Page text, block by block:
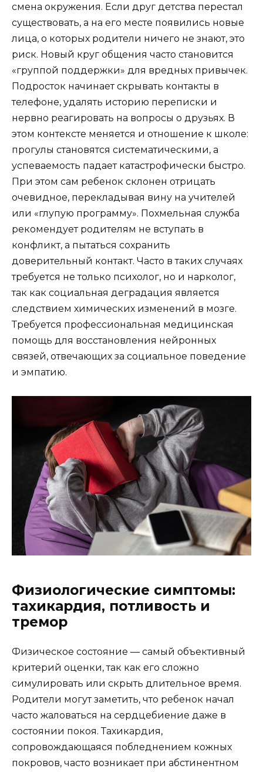
смена окружения. Если друг детства перестал
существовать, а на его месте появились новые
лица, о которых родители ничего не знают, это
риск. Новый круг общения часто становится
«группой поддержки» для вредных привычек.
Подросток начинает скрывать контакты в
телефоне, удалять историю переписки и
нервно реагировать на вопросы о друзьях. В
этом контексте меняется и отношение к школе:
прогулы становятся систематическими, а
успеваемость падает катастрофически быстро.
При этом сам ребенок склонен отрицать
очевидное, перекладывая вину на учителей
или «глупую программу». Похмельная служба
рекомендует родителям не вступать в
конфликт, а пытаться сохранить
доверительный контакт. Часто в таких случаях
требуется не только психолог, но и нарколог,
так как социальная деградация является
следствием химических изменений в мозге.
Требуется профессиональная медицинская
помощь для восстановления нейронных
связей, отвечающих за социальное поведение
и эмпатию.
Физиологические симптомы:
тахикардия, потливость и
тремор
Физическое состояние — самый объективный
критерий оценки, так как его сложно
симулировать или скрыть длительное время.
Родители могут заметить, что ребенок начал
часто жаловаться на сердцебиение даже в
состоянии покоя. Тахикардия,
сопровождающаяся побледнением кожных
покровов, часто возникает при абстинентном